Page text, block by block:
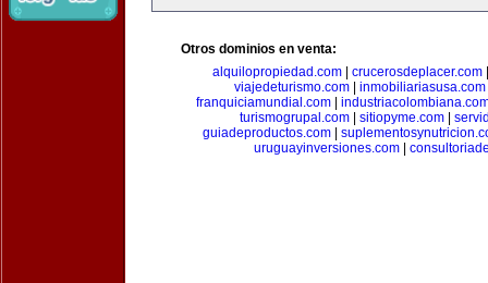
Otros dominios en venta:
alquilopropiedad.com| crucerosdeplacer.com
viajedeturismo.com| inmobiliariasusa.com
franquiciamundial.com
turismogrupal.com
sitiopyme.com
guiadeproductos.com
uruguayinversiones.com